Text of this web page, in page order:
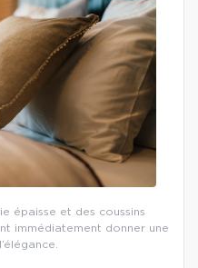
épaisse et des coussins
immédiatement donner une